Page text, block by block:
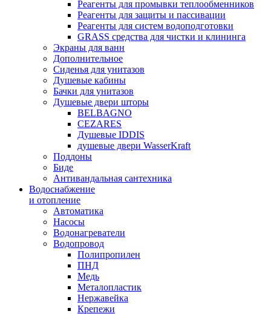
Реагенты для промывки теплообменников
Реагенты для защиты и пассивации
Реагенты для систем водоподготовки
GRASS средства для чистки и клининга
Экраны для ванн
Дополнительное
Сиденья для унитазов
Душевые кабины
Бачки для унитазов
Душевые двери шторы
BELBAGNO
CEZARES
Душевые IDDIS
душевые двери WasserKraft
Поддоны
Биде
Антивандальная сантехника
Водоснабжение
и отопление
Автоматика
Насосы
Водонагреватели
Водопровод
Полипропилен
ПНД
Медь
Металопластик
Нержавейка
Крепежи